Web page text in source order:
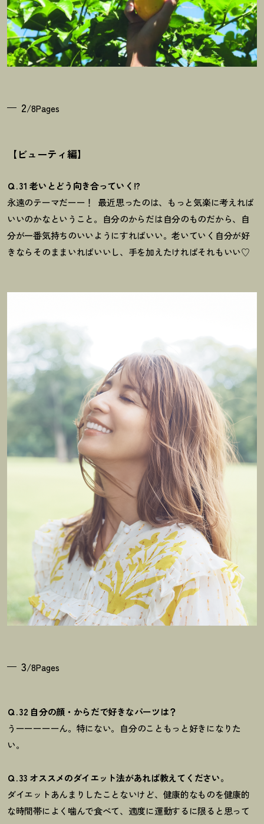
2/8Pages
【ビューティ編】
Ｑ. 31 老いとどう向き合っていく!?
永遠のテーマだーー！
最近思ったのは、 もっと気楽に考えれば
いいのかなということ。自分のからだは自分のものだから、自
分が一番気持ちのいいようにすればいい。老いていく自分が好
きならそのままいればいいし、手を加えたければそれもいい♡
3/8Pages
Ｑ. 32 自分の顔・からだで好きなパーツは？
うーーーーーん。特にない。 自分のこともっと好きになりた
い。
Ｑ. 33 オススメのダイエット法があれば教えてください。
ダイエットあんまりしたことないけど、 健康的なものを健康的
な時間帯に よく噛んで食べて、適度に運動するに限ると思って